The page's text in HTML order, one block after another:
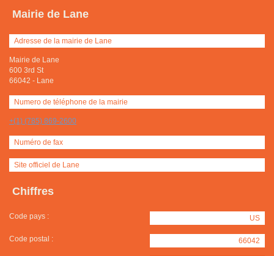
Mairie de Lane
Adresse de la mairie de Lane
Mairie de Lane
600 3rd St
66042 - Lane
Numero de téléphone de la mairie
+(1) (785) 869-2600
Numéro de fax
Site officiel de Lane
Chiffres
Code pays : US
Code postal : 66042